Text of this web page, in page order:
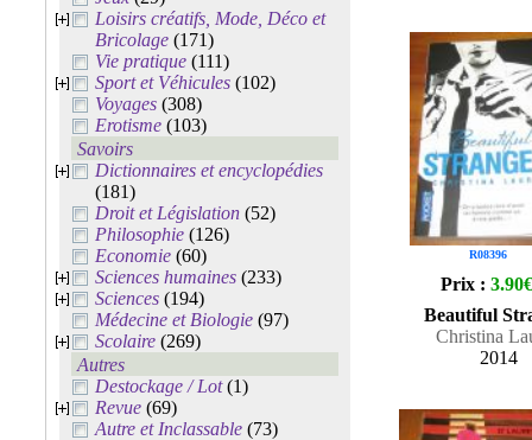
Loisirs créatifs, Mode, Déco et
Bricolage (171)
Vie pratique (111)
Sport et Véhicules (102)
Voyages (308)
Erotisme (103)
Savoirs
Dictionnaires et encyclopédies
(181)
Droit et Législation (52)
Philosophie (126)
Economie (60)
Sciences humaines (233)
Sciences (194)
Médecine et Biologie (97)
Scolaire (269)
Autres
Destockage / Lot(1)
Revue (69)
Autre et Inclassable (73)
R08396
Prix : 3.90€
Beautiful
Christina
2014